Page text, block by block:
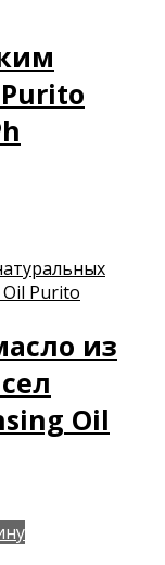
из
Oil